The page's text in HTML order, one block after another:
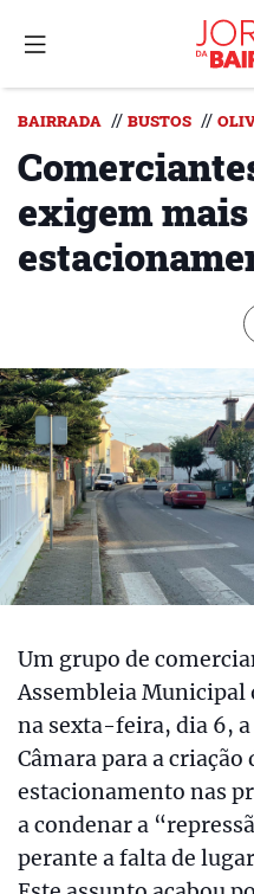
BAIRRADA // BUSTOS //
exigem mais
Um grupo de
Assembleia
na sexta-feira, dia 6,
Câmara para a criação
estacionamento nas
a condenar a
perante a falta de